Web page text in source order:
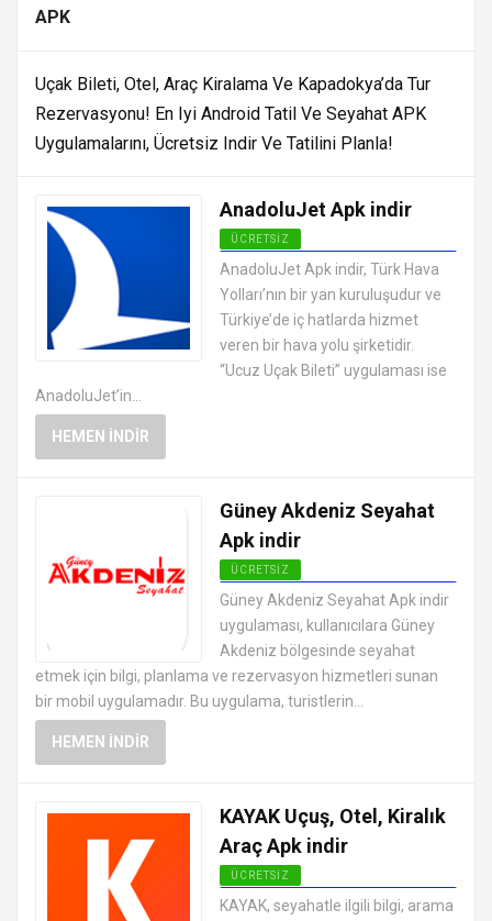
APK
Uçak Bileti, Otel, Araç Kiralama Ve Kapadokya’da Tur
Rezervasyonu! En Iyi Android Tatil Ve Seyahat APK
Uygulamalarını, Ücretsiz Indir Ve Tatilini Planla!
AnadoluJet Apk indir
ÜCRETSIZ
ANDROID TATIL VE SEYAHAT
UYGULAMALARI APK
AnadoluJet Apk indir, Türk Hava
Yolları’nın bir yan kuruluşudur ve
Türkiye’de iç hatlarda hizmet
veren bir hava yolu şirketidir.
“Ucuz Uçak Bileti” uygulaması ise
AnadoluJet’in...
HEMEN İNDIR
Güney Akdeniz Seyahat
Apk indir
ÜCRETSIZ
ANDROID TATIL VE SEYAHAT
UYGULAMALARI APK
Güney Akdeniz Seyahat Apk indir
uygulaması, kullanıcılara Güney
Akdeniz bölgesinde seyahat
etmek için bilgi, planlama ve rezervasyon hizmetleri sunan
bir mobil uygulamadır. Bu uygulama, turistlerin...
HEMEN İNDIR
KAYAK Uçuş, Otel, Kiralık
Araç Apk indir
ÜCRETSIZ
ANDROID TATIL VE SEYAHAT
UYGULAMALARI APK
KAYAK, seyahatle ilgili bilgi, arama